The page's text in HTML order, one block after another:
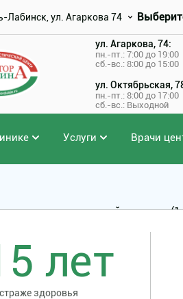
Лабинск, ул. Агаркова 74
ул. Агаркова, 74:
пн.-пт.: 7:00 до 19:00
сб.-вс.: 8:00 до 15:00
ул. Октябрьская,
пн.-пт.: 8:00 до 17:00
сб.-вс.: Выходной
Услуги Врачи
эксцизия шейки матки
лет
здоровья